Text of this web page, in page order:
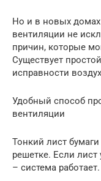
Но и в новых домах
вентиляции не
причин, которые
Существует
исправности
Удобный способ
вентиляции
Тонкий лист
решетке. Если лист
– система